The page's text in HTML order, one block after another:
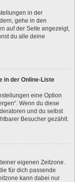
in der
gehe in den
auf der Seite angezeigt,
du alle deine
in der Online-Liste
eine Option
Wenn du diese
und du selbst
Besucher gezählt.
eigenen Zeitzone.
für dich passende
kann dabei nur